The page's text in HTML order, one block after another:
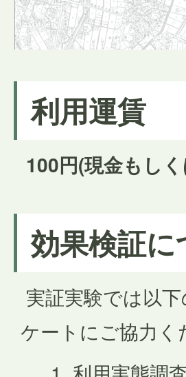
利用運賃
100円(現金もし
効果検証に
実証実験では以
ケートにご協力く